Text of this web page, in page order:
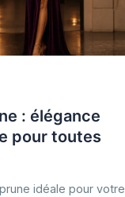
: élégance
pour toutes
idéale pour votre